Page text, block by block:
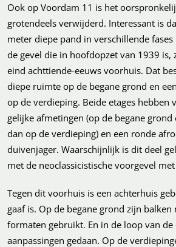
Ook op Voordam 11 is het
grotendeels verwijderd. Interessant is
meter diepe pand in verschillende
de gevel die in hoofdopzet van 1939 is,
eind achttiende-eeuws voorhuis. Dat
diepe ruimte op de begane grond en
op de verdieping. Beide etages hebben
gelijke afmetingen (op de begane
dan op de verdieping) en een ronde
duivenjager. Waarschijnlijk is dit deel
met de neoclassicistische voorgevel
Tegen dit voorhuis is een achterhuis
gaaf is. Op de begane grond zijn
formaten gebruikt. En in de loop van
aanpassingen gedaan. Op de